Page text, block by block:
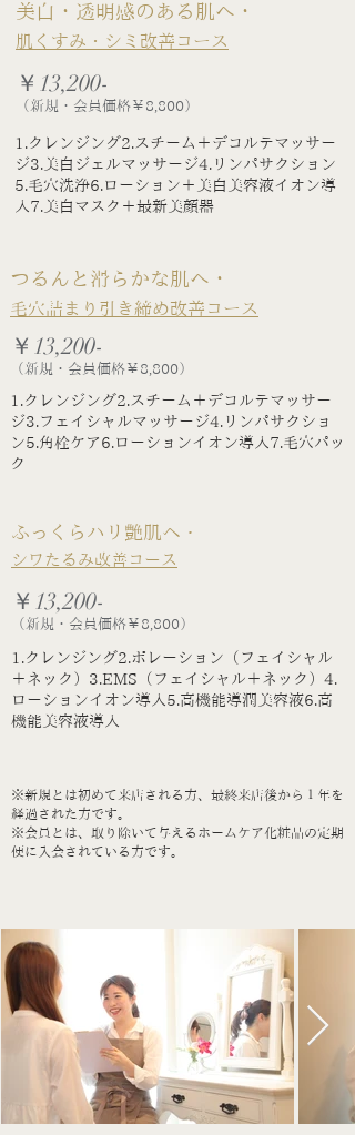
美白・透明感のある肌へ・
肌くすみ・シミ改善コース
￥13,200-
（新規・会員価格￥8,800）
1.クレンジング2.スチーム＋デコルテマッサー
ジ3.美白ジェルマッサージ4.リンパサクション
5.毛穴洗浄6.ローション＋美白美容液イオン導
入7.美白マスク＋最新美顔器
つるんと滑らかな肌へ・
毛穴詰まり引き締め改善コース
￥13,200-
（新規・会員価格￥8,800）
1.クレンジング2.スチーム＋デコルテマッサー
ジ3.フェイシャルマッサージ4.リンパサクショ
ン5.角栓ケア6.ローションイオン導入7.毛穴パッ
ク
ふっくらハリ艶肌へ・
シワたるみ改善コース
￥13,200-
（新規・会員価格￥8,800）
1.クレンジング2.ポレーション（フェイシャル
＋ネック）3.EMS（フェイシャル＋ネック）4.
ローションイオン導入5.高機能導潤美容液6.高
機能美容液導入
※新規とは初めて来店される方、最終来店後から１年を
経過された方です。
※会員とは、取り除いて与えるホームケア化粧品の定期
便に入会されている方です。